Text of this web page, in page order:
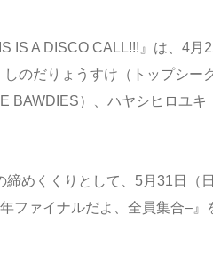
IS A DISCO CALL!!!』は、4
のだりょうすけ（トップシー
BAWDIES）、ハヤシヒロユキ
締めくくりとして、5月31日（
ファイナルだよ、全員集合–